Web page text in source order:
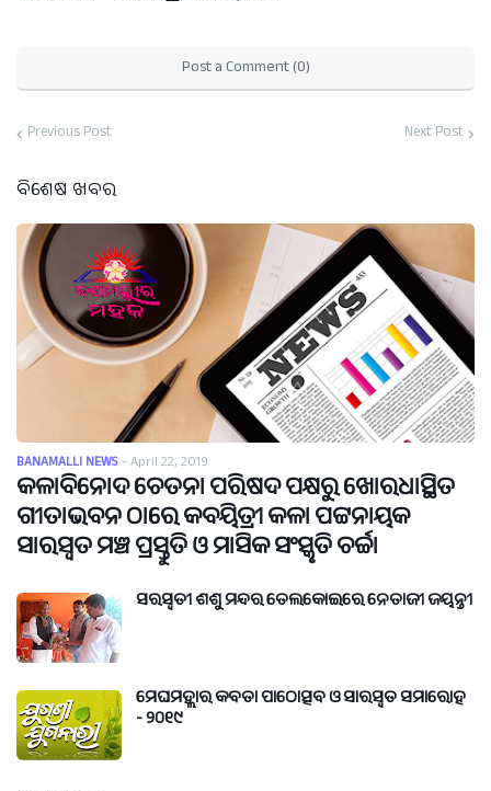
Post a Comment (0)
Previous Post Next Post
ବିଶେଷ ଖବର
BANAMALLI NEWS - April 22, 2019
କଳାବିନୋଦ ଚେତନା ପରିଷଦ ପକ୍ଷରୁ ଖୋରଧାସ୍ଥିତ
ଗୀତାଭବନ ଠାରେ କବୟିତ୍ରୀ କଳା ପଟ୍ଟନାୟକ
ସାରସ୍ଵତ ମଞ୍ଚ ପ୍ରସ୍ତୁତି ଓ ମାସିକ ସଂସ୍କୃତି ଚର୍ଚ୍ଚା
ସରସ୍ୱତୀ ଶିଶୁ ମନ୍ଦିର ତେଲକୋଇରେ ନେତାଜୀ ଜୟନ୍ତୀ
ମେଘମହ୍ଲାର କବିତା ପାଠୋତ୍ସବ ଓ ସାରସ୍ଵତ ସମାରୋହ
- ୨୦୧୯